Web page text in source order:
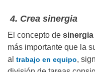
4. Crea sinergia
El concepto de sinergia
más importante que la
al trabajo en equipo,